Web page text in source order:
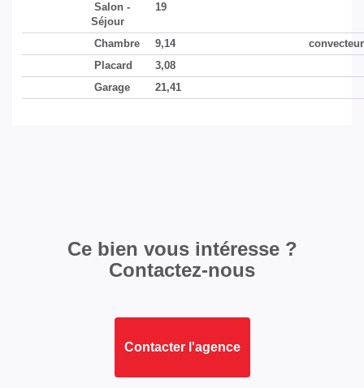
Loyer charges
comprises
420 EUR
Salon -
Séjour
19
Chambre 9,14
Placard
3,08
Garage
21,41
Ce bien vous intéresse ?
Contactez-nous
Contacter l'agence